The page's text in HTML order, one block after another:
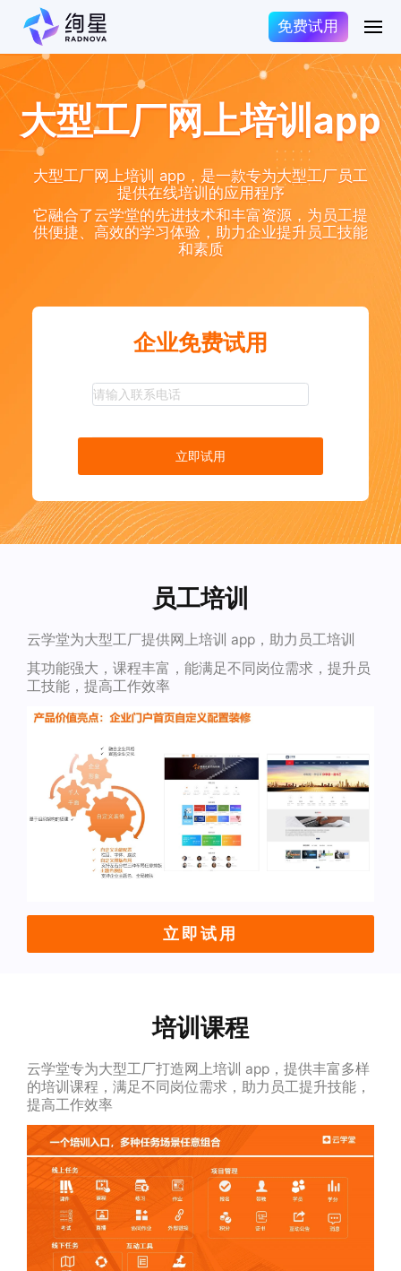
免费试用
大型工厂网上培训app
大型工厂网上培训 app，是一款专为大型工厂员工
提供在线培训的应用程序
它融合了云学堂的先进技术和丰富资源，为员工提
供便捷、高效的学习体验，助力企业提升员工技能
和素质
企业免费试用
立即试用
员工培训
云学堂为大型工厂提供网上培训 app，助力员工培训
其功能强大，课程丰富，能满足不同岗位需求，提升员
工技能，提高工作效率
立即试用
培训课程
云学堂专为大型工厂打造网上培训 app，提供丰富多样
的培训课程，满足不同岗位需求，助力员工提升技能，
提高工作效率